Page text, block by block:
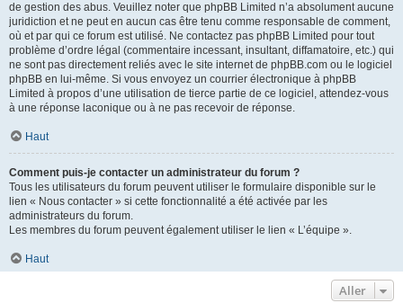
de gestion des abus. Veuillez noter que phpBB Limited n’a absolument aucune
juridiction et ne peut en aucun cas être tenu comme responsable de comment,
où et par qui ce forum est utilisé. Ne contactez pas phpBB Limited pour tout
problème d’ordre légal (commentaire incessant, insultant, diffamatoire, etc.) qui
ne sont pas directement reliés avec le site internet de phpBB.com ou le logiciel
phpBB en lui-même. Si vous envoyez un courrier électronique à phpBB
Limited à propos d’une utilisation de tierce partie de ce logiciel, attendez-vous
à une réponse laconique ou à ne pas recevoir de réponse.
Haut
Comment puis-je contacter un administrateur du forum ?
Tous les utilisateurs du forum peuvent utiliser le formulaire disponible sur le
lien « Nous contacter » si cette fonctionnalité a été activée par les
administrateurs du forum.
Les membres du forum peuvent également utiliser le lien « L’équipe ».
Haut
Aller